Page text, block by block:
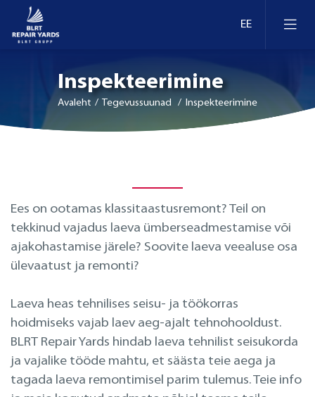
Ümberseadmestamine ja moderniseerimine
Retrofit
Projekteerimine
Remont merel
Dokid ja kaid Leedus
Inspekteerimine
Avaleht / Tegevussuunad / Inspekteerimine
Ees on ootamas klassitaastusremont? Teil on
tekkinud vajadus laeva ümberseadmestamise või
ajakohastamise järele? Soovite laeva veealuse osa
ülevaatust ja remonti?
Laeva heas tehnilises seisu- ja töökorras
hoidmiseks vajab laev aeg-ajalt tehnohooldust.
BLRT Repair Yards hindab laeva tehnilist seisukorda
ja vajalike tööde mahtu, et säästa teie aega ja
tagada laeva remontimisel parim tulemus. Teie info